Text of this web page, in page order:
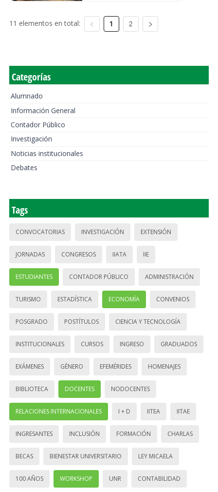
11 elementos en total: 1 2
Categorías
Alumnado
Información General
Contador Público
Investigación
Noticias institucionales
Debates
Tags
CONVOCATORIAS INVESTIGACIÓN EXTENSIÓN
JORNADAS CONGRESOS IIATA IIE
ESTUDIANTES CONTADOR PÚBLICO ADMINISTRACIÓN
TURISMO ESTADÍSTICA ECONOMÍA CONVENIOS
POSGRADO POSTÍTULOS CIENCIA Y TECNOLOGÍA
INSTITUCIONALES CURSOS INGRESO GRADUADOS
EXÁMENES GÉNERO EFEMÉRIDES HOMENAJES
BIBLIOTECA DOCENTES NODOCENTES
RELACIONES INTERNACIONALES I + D IITEA IITAE
INGRESANTES INCLUSIÓN FORMACIÓN CHARLAS
BECAS BIENESTAR UNIVERSITARIO LEY MICAELA
100 AÑOS WORKSHOP UNR CONTABILIDAD